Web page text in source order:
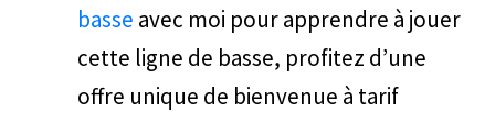
basse avec moi pour apprendre à jouer
cette ligne de basse, profitez d’une
offre unique de bienvenue à tarif